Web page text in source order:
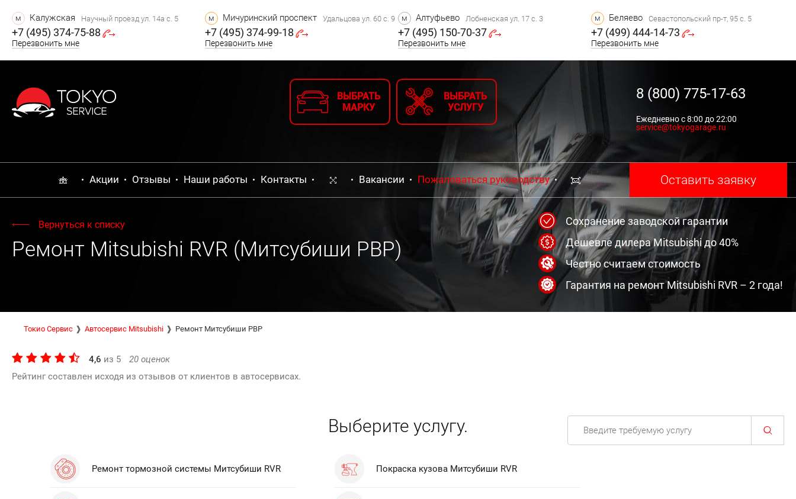
м Калужская Научный проезд ул. 14а с. 5
+7 (495) 374-75-88
Перезвонить мне
м Мичуринский проспект Удальцова ул. 60 с. 9
+7 (495) 374-99-18
Перезвонить мне
м Алтуфьево Лобненская ул. 17 с. 3
+7 (495) 150-70-37
Перезвонить мне
м Беляево Севастопольский пр-т, 95 с. 5
+7 (499) 444-14-73
Перезвонить мне
ВЫБРАТЬ
МАРКУ
ВЫБРАТЬ
УСЛУГУ
8 (800) 775-17-63
Ежедневно с 8:00 до 22:00
service@tokyogarage.ru
Акции Отзывы Наши работы Контакты Вакансии Пожаловаться руководству Оставить заявку
Вернуться к списку
Ремонт Mitsubishi RVR (Митсубиши РВР)
Сохранение заводской гарантии
Дешевле дилера Mitsubishi до 40%
Честно считаем стоимость
Гарантия на ремонт Mitsubishi RVR – 2 года!
Токио Сервис Автосервис Mitsubishi Ремонт Митсубиши РВР
4,6 из 5 20 оценок
Рейтинг составлен исходя из отзывов от клиентов в автосервисах.
Выберите услугу.
Ремонт тормозной системы Митсубиши RVR Покраска кузова Митсубиши RVR